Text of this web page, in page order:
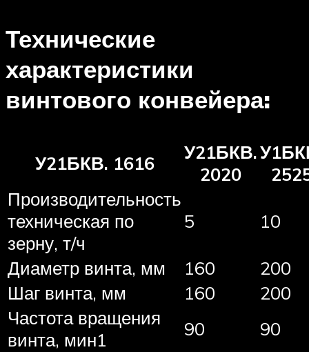
Технические
характеристики
винтового конвейера:
У21БКВ. 1616
У21БКВ.
2020
Производительность
техническая по
зерну, т/ч
5 10
Диаметр винта, мм 160
200
Шаг винта, мм
160
200
Частота вращения
винта, мин1
90
90